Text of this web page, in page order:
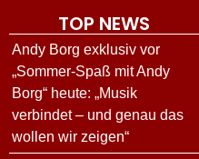
TOP NEWS
Andy Borg exklusiv vor
„Sommer-Spaß mit Andy
Borg“ heute: „Musik
verbindet – und genau das
wollen wir zeigen“